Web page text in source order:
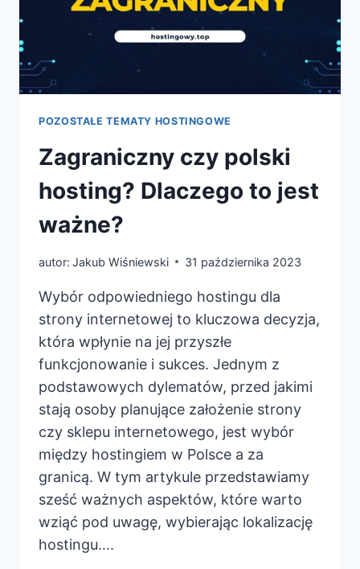
POZOSTAŁE TEMATY HOSTINGOWE
Zagraniczny czy polski
hosting? Dlaczego to jest
ważne?
autor: Jakub Wiśniewski 31 października 2023
Wybór odpowiedniego hostingu dla
strony internetowej to kluczowa decyzja,
która wpłynie na jej przyszłe
funkcjonowanie i sukces. Jednym z
podstawowych dylematów, przed jakimi
stają osoby planujące założenie strony
czy sklepu internetowego, jest wybór
między hostingiem w Polsce a za
granicą. W tym artykule przedstawiamy
sześć ważnych aspektów, które warto
wziąć pod uwagę, wybierając lokalizację
hostingu….